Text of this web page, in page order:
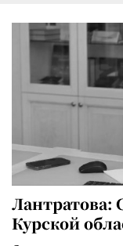
Лантратова:
Курской